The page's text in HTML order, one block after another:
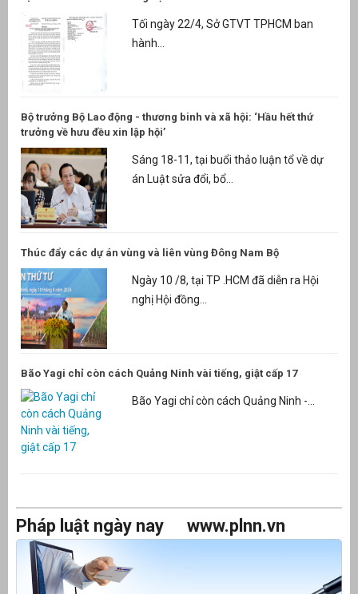
Tối ngày 22/4, Sở GTVT TPHCM ban
hành...
Bộ trưởng Bộ Lao động - thương binh và xã hội: ‘Hầu hết thứ
trưởng về hưu đều xin lập hội’
Sáng 18-11, tại buổi thảo luận tổ về dự
án Luật sửa đổi, bổ...
Thúc đẩy các dự án vùng và liên vùng Đông Nam Bộ
Ngày 10 /8, tại TP .HCM đã diễn ra Hội
nghị Hội đồng...
Bão Yagi chỉ còn cách Quảng Ninh vài tiếng, giật cấp 17
Bão Yagi chỉ còn cách Quảng Ninh -...
Pháp luật ngày nay www.plnn.vn